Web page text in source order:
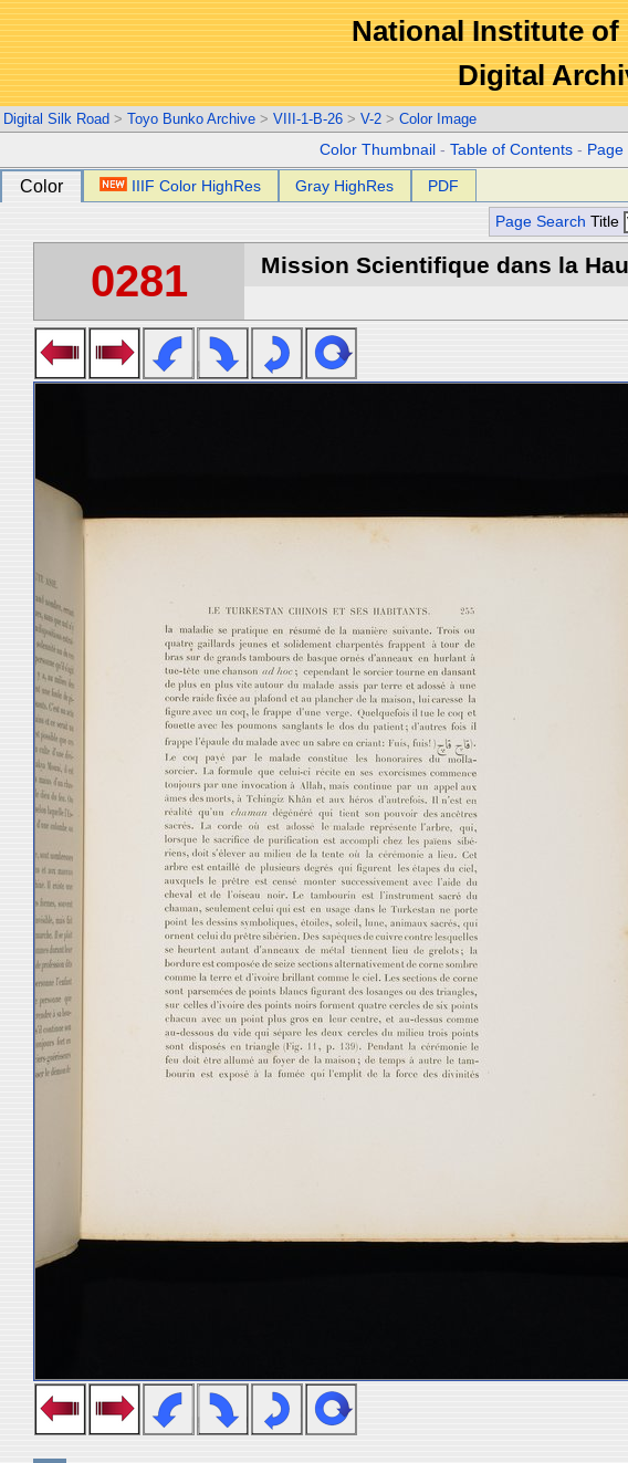
National Institute of
Digital
Digital Silk Road > Toyo Bunko Archive > VIII-1-B-26 > V-2 > Color Image
Color Thumbnail -Table of Contents -
Color IIIF Color HighRes Gray HighRes PDF
Page Search Title
0281 Mission Scientifique dans la